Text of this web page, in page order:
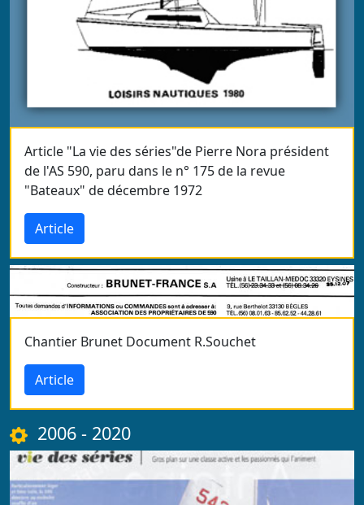
Article "La vie des séries"de Pierre Nora président
de l'AS 590, paru dans le n° 175 de la revue
"Bateaux" de décembre 1972
Article
Chantier Brunet Document R.Souchet
Article
2006 - 2020